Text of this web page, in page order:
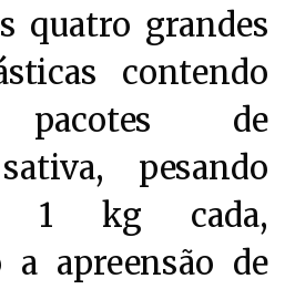
quatro grandes
contendo
pacotes de
pesando
1 kg cada,
a apreensão de